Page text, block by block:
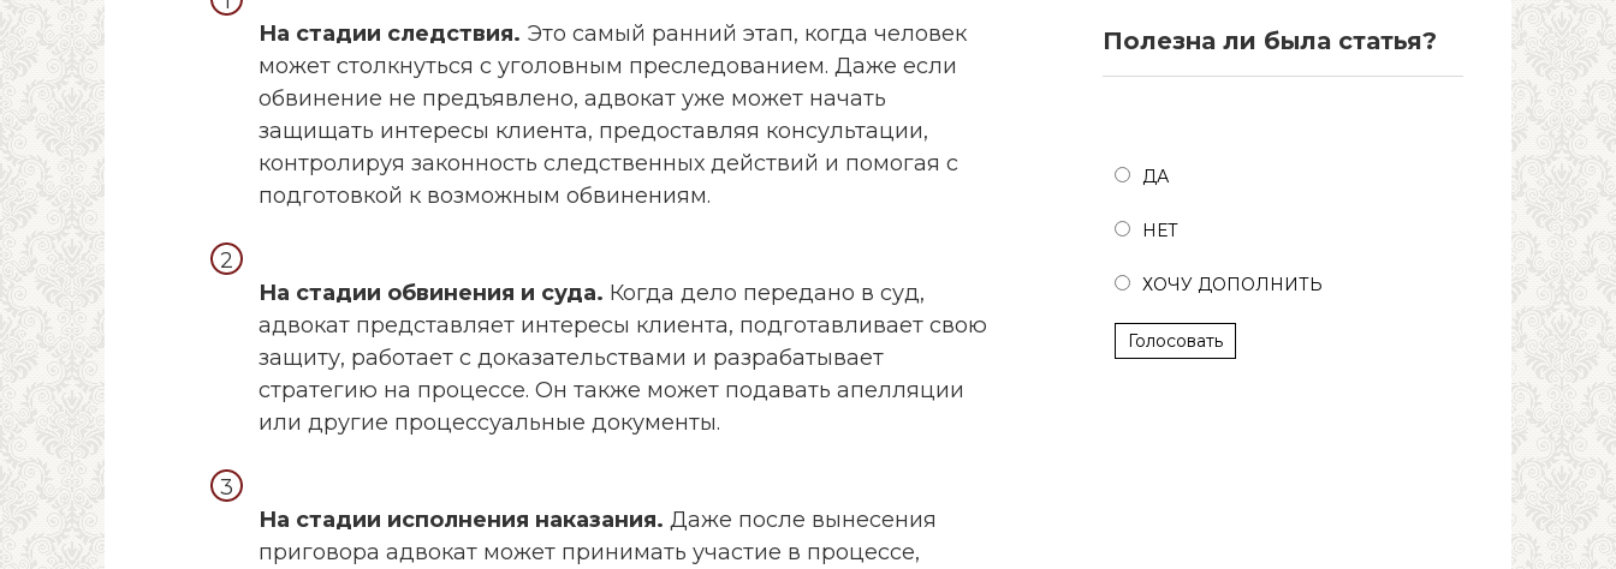
На стадии следствия. Это самый ранний этап, когда человек
может столкнуться с уголовным преследованием. Даже если
обвинение не предъявлено, адвокат уже может начать
защищать интересы клиента, предоставляя консультации,
контролируя законность следственных действий и помогая с
подготовкой к возможным обвинениям.
На стадии обвинения и суда. Когда дело передано в суд,
адвокат представляет интересы клиента, подготавливает свою
защиту, работает с доказательствами и разрабатывает
стратегию на процессе. Он также может подавать апелляции
или другие процессуальные документы.
На стадии исполнения наказания. Даже после вынесения
приговора адвокат может принимать участие в процессе,
Полезна ли была статья?
ДА
НЕТ
ХОЧУ ДОПОЛНИТЬ
Голосовать